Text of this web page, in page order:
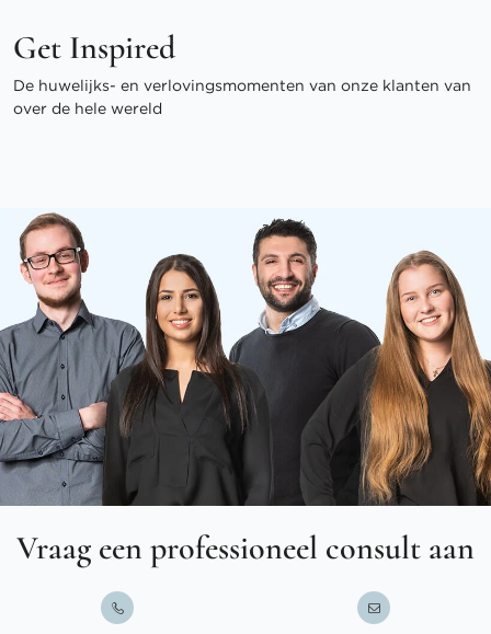
Get Inspired
De huwelijks- en verlovingsmomenten van onze klanten van
over de hele wereld
Vraag een professioneel consult aan